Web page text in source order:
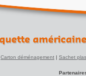
Carton déménagement | Sachet